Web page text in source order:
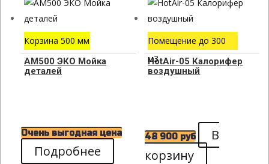
Корзина 500 мм
АМ500 ЭКО Мойка
деталей
Очень выгодная цена
Подробнее
Помещение до 300
м3
HotAir-05 Калорифер
воздушный
48 900 руб
В
корзину